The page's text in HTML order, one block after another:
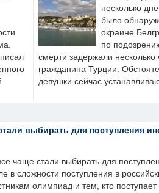
несколько
было
окраине
по
смерти задержали несколько
гражданина Турции.
девушки сейчас
выбирать для поступления
чаще стали выбирать для
в сложности поступления в
олимпиад и тем, кто поступает